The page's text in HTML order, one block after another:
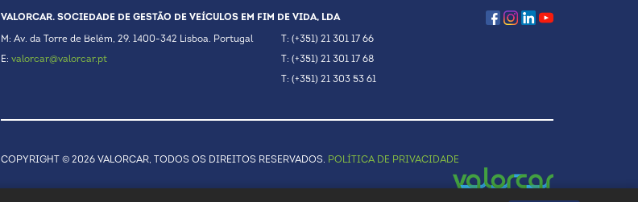
VALORCAR. SOCIEDADE DE GESTÃO DE VEÍCULOS EM FIM DE VIDA, LDA
M: Av. da Torre de Belém, 29. 1400-342 Lisboa. Portugal
E: valorcar@valorcar.pt
T: (+351) 21 301 17 66
T: (+351) 21 301 17 68
T: (+351) 21 303 53 61
COPYRIGHT © 2026 VALORCAR, TODOS OS DIREITOS RESERVADOS. POLÍTICA DE PRIVACIDADE